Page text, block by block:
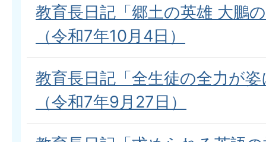
教育長日記「郷土の英雄 大鵬
（令和7年10月4日）
教育長日記「全生徒の全力が
（令和7年9月27日）